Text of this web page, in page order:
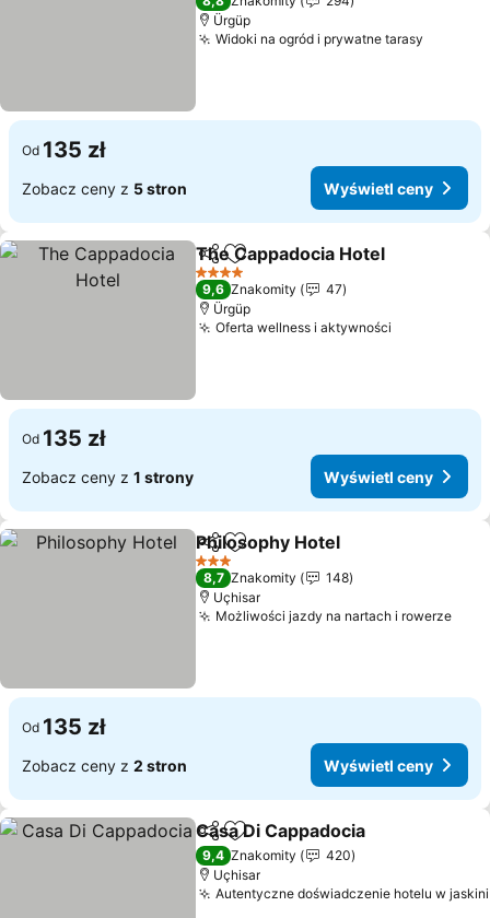
Ürgüp
Widoki na ogród i prywatne tarasy
Od 135 zł
Zobacz ceny z 5 stron Wyświetl ceny
Udostępnij
Dodaj do ulubionych
The Cappadocia Hotel
4 Kategoria
9,6 Znakomity
47
Ürgüp
Oferta wellness i aktywności
Od 135 zł
Zobacz ceny z 1 strony Wyświetl ceny
Udostępnij
Dodaj do ulubionych
Philosophy Hotel
3 Kategoria
8,7 Znakomity
148
Uçhisar
Możliwości jazdy na nartach i rowerze
Od 135 zł
Zobacz ceny z 2 stron Wyświetl ceny
Udostępnij
Dodaj do ulubionych
Casa Di Cappadocia
9,4 Znakomity
420
Uçhisar
Autentyczne doświadczenie hotelu w jaskini